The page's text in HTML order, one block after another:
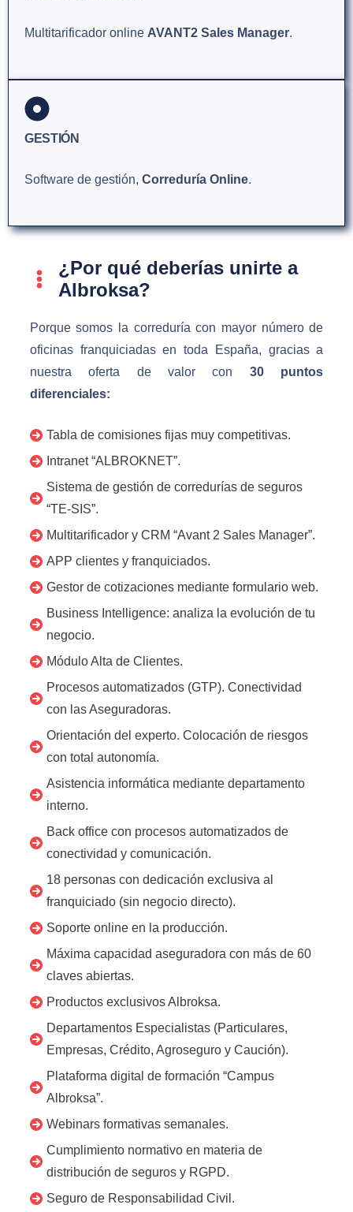
Multitarificador online AVANT2 Sales Manager.
GESTIÓN
Software de gestión, Correduría Online.
¿Por qué deberías unirte a
Albroksa?
Porque somos la correduría con mayor número de
oficinas franquiciadas en toda España, gracias a
nuestra oferta de valor con 30 puntos
diferenciales:
Tabla de comisiones fijas muy competitivas.
Intranet “ALBROKNET”.
Sistema de gestión de corredurías de seguros
“TE-SIS”.
Multitarificador y CRM “Avant 2 Sales Manager”.
APP clientes y franquiciados.
Gestor de cotizaciones mediante formulario web.
Business Intelligence: analiza la evolución de tu
negocio.
Módulo Alta de Clientes.
Procesos automatizados (GTP). Conectividad
con las Aseguradoras.
Orientación del experto. Colocación de riesgos
con total autonomía.
Asistencia informática mediante departamento
interno.
Back office con procesos automatizados de
conectividad y comunicación.
18 personas con dedicación exclusiva al
franquiciado (sin negocio directo).
Soporte online en la producción.
Máxima capacidad aseguradora con más de 60
claves abiertas.
Productos exclusivos Albroksa.
Departamentos Especialistas (Particulares,
Empresas, Crédito, Agroseguro y Caución).
Plataforma digital de formación “Campus
Albroksa”.
Webinars formativas semanales.
Cumplimiento normativo en materia de
distribución de seguros y RGPD.
Seguro de Responsabilidad Civil.